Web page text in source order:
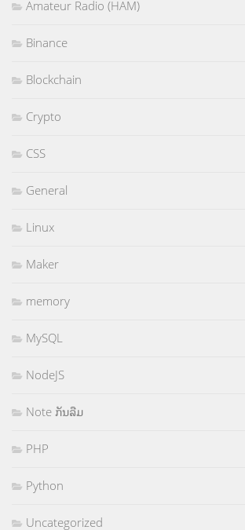
Amateur Radio (HAM)
Binance
Blockchain
Crypto
CSS
General
Linux
Maker
memory
MySQL
NodeJS
Note ກັນລືມ
PHP
Python
Uncategorized